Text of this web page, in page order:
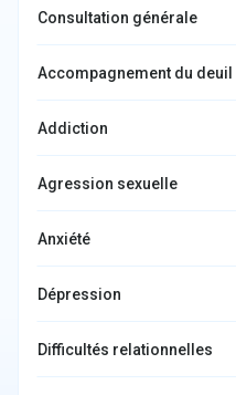
Consultation générale
Accompagnement du deuil
Addiction
Agression sexuelle
Anxiété
Dépression
Difficultés relationnelles